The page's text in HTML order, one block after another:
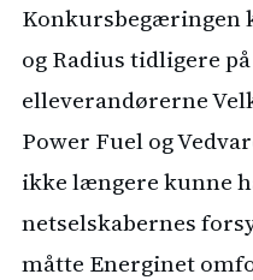
Konkursbegæringen
og Radius tidligere
elleverandørerne
Power Fuel og
ikke længere kunne
netselskabernes
måtte Energinet